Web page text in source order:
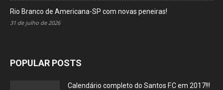
Rio Branco de Americana-SP com novas peneiras!
31 de julho de 2026
POPULAR POSTS
Calendário completo do Santos F.C em 2017!!!